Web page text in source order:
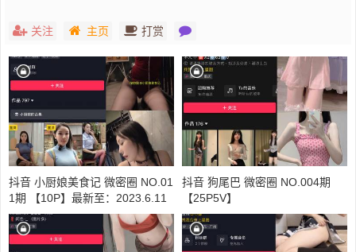
关注 主页 打赏
抖音 小厨娘美食记 微密圈 NO.01
1期 【10P】最新至：2023.6.11
抖音 狗尾巴 微密圈 NO.004期
【25P5V】